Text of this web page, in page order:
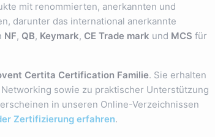
mit renommierten, anerkannten und
darunter das international anerkannte
NF, QB, Keymark, CE Trade mark und MCS für
Certita Certification Familie. Sie erhalten
sowie zu praktischer Unterstützung
in unseren Online-Verzeichnissen
Zertifizierung erfahren.